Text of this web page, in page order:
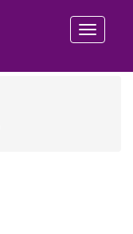
Toggle